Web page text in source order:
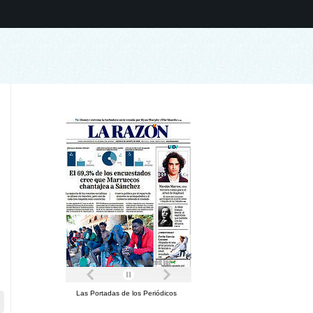
Las Portadas de los Periódicos